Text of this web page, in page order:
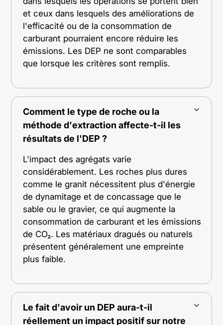
et ceux dans lesquels des améliorations de
l'efficacité ou de la consommation de
carburant pourraient encore réduire les
émissions. Les DEP ne sont comparables
que lorsque les critères sont remplis.
Comment le type de roche ou la
méthode d'extraction affecte-t-il les
résultats de l'DEP ?
L'impact des agrégats varie
considérablement. Les roches plus dures
comme le granit nécessitent plus d'énergie
de dynamitage et de concassage que le
sable ou le gravier, ce qui augmente la
consommation de carburant et les émissions
de CO₂. Les matériaux dragués ou naturels
présentent généralement une empreinte
plus faible.
Le fait d'avoir un DEP aura-t-il
réellement un impact positif sur notre